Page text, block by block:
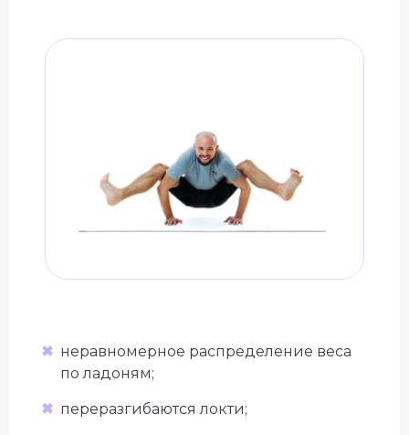
✖ неравномерное распределение веса
по ладоням;
✖ переразгибаются локти;